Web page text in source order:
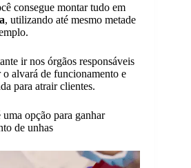
consegue montar tudo em
, utilizando até mesmo metade
ir nos órgãos responsáveis
o alvará de funcionamento e
para atrair clientes.
opção para ganhar
de unhas